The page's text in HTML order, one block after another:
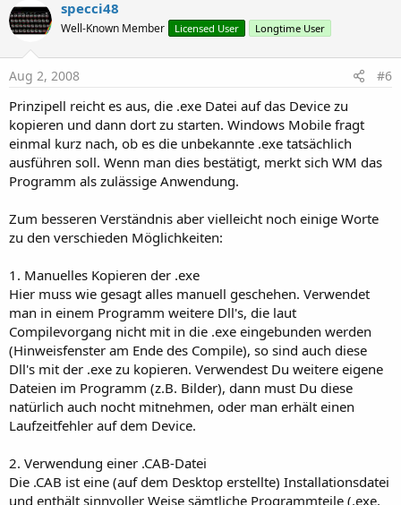
specci48
Well-Known Member Licensed User Longtime User
Aug 2, 2008 #6
Prinzipell reicht es aus, die .exe Datei auf das Device zu
kopieren und dann dort zu starten. Windows Mobile fragt
einmal kurz nach, ob es die unbekannte .exe tatsächlich
ausführen soll. Wenn man dies bestätigt, merkt sich WM das
Programm als zulässige Anwendung.
Zum besseren Verständnis aber vielleicht noch einige Worte
zu den verschieden Möglichkeiten:
1. Manuelles Kopieren der .exe
Hier muss wie gesagt alles manuell geschehen. Verwendet
man in einem Programm weitere Dll's, die laut
Compilevorgang nicht mit in die .exe eingebunden werden
(Hinweisfenster am Ende des Compile), so sind auch diese
Dll's mit der .exe zu kopieren. Verwendest Du weitere eigene
Dateien im Programm (z.B. Bilder), dann must Du diese
natürlich auch nocht mitnehmen, oder man erhält einen
Laufzeitfehler auf dem Device.
2. Verwendung einer .CAB-Datei
Die .CAB ist eine (auf dem Desktop erstellte) Installationsdatei
und enthält sinnvoller Weise sämtliche Programmteile (.exe,